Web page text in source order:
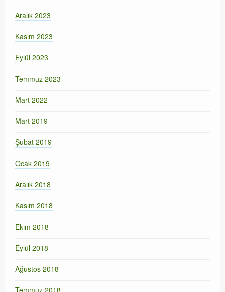
Aralık 2023
Kasım 2023
Eylül 2023
Temmuz 2023
Mart 2022
Mart 2019
Şubat 2019
Ocak 2019
Aralık 2018
Kasım 2018
Ekim 2018
Eylül 2018
Ağustos 2018